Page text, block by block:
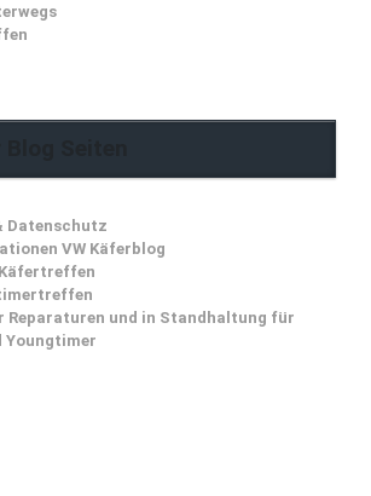
Datenschutz
VW Käferblog
Reparaturen und in Standhaltung für
Youngtimer